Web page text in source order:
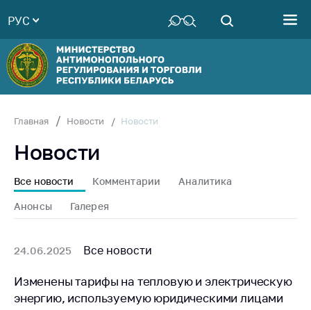
Руководство
Структура
Министерства
Территориальные
Законодательство
Антикоррупционная
деятельность
совет
Соискателям
Награждения
РУС
Главная Новости Новости
Новости
Все новости Комментарии Аналитика
Анонсы Галерея
24.06.2025 Все новости
Изменены тарифы на тепловую и электрическую
энергию, используемую юридическими лицами